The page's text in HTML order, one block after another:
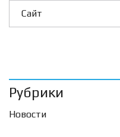
Рубрики
Новости